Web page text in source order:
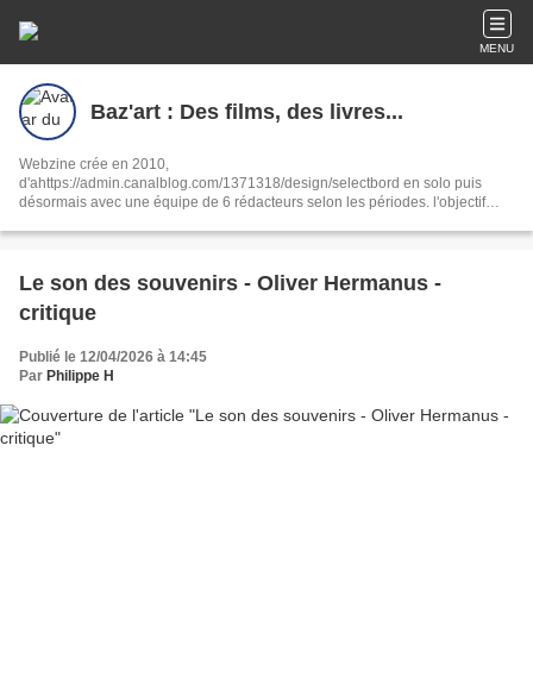
MENU
Baz'art : Des films, des livres...
Webzine crée en 2010,
d'ahttps://admin.canalblog.com/1371318/design/selectbord en solo puis
désormais avec une équipe de 6 rédacteurs selon les périodes. l'objectif
ciné, livres, musique, interviews, spectacles.
Le son des souvenirs - Oliver Hermanus -
critique
Publié le 12/04/2026 à 14:45
Par Philippe H